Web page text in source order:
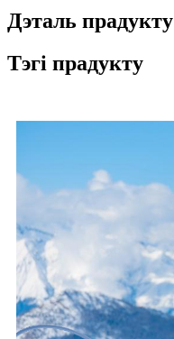
Дэталь прадукту
Тэгі прадукту